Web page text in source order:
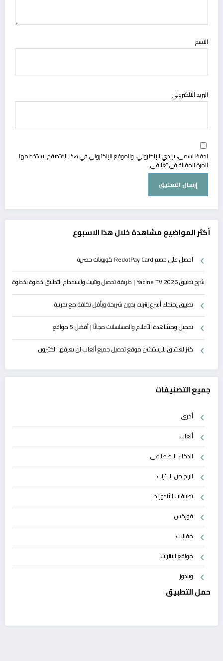
الاسم
البريد الالكتروني
احفظ اسمي، بريدي الإلكتروني، والموقع الإلكتروني في هذا المتصفح لاستخدامها
المرة المقبلة في تعليقي.
أكثر المواضيع مشاهدة خلال هذا الاسبوع
احصل على خصم RedotPay Card كوبونات حصرية
شرح تطبيق Yacine TV 2026 | طريقة تحميل وتثبيت واستخدام التطبيق خطوة بخطوة
تطبيق يمنحك أسرع إنترنت بدون شريحة وبأقل تكلفة مع تجريبة
تحميل ومشاهدة الأفلام والمسلسلات مجانًا | أفضل 5 مواقع
كنز لعشاق بلايستيشن موقع تحميل جميع ألعاب لن يعرفها الكثيرون
جميع التصنيفات
أخرى
ألعاب
الذكاء الاصطناعي
الربح من الانترنت
تطبيقات الأندوريد
فوركس
مقالات
مواقع الانترنت
ويندوز
حمل التطبيق